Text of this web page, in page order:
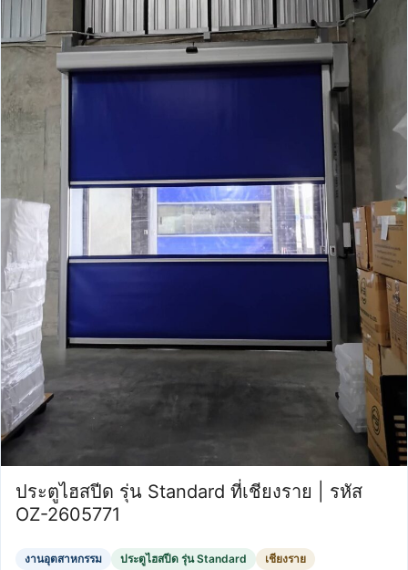
ประตูไฮสปีด รุ่น Standard ที่เชียงราย | รหัส
OZ-2605771
งานอุตสาหกรรม ประตูไฮสปีด รุ่น Standard เชียงราย